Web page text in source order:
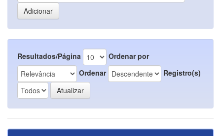
Resultados/Página
Ordenar por
Ordenar
Registro(s)